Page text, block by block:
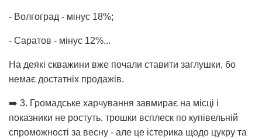
- Волгоград - мінус 18%;
- Саратов - мінус 12%...
На деякі скважини вже почали ставити заглушки, бо
немає достатніх продажів.
➡️ 3. Громадське харчування завмирає на місці і
показники не ростуть, трошки всплеск по купівельній
спроможності за весну - але це істерика щодо цукру та